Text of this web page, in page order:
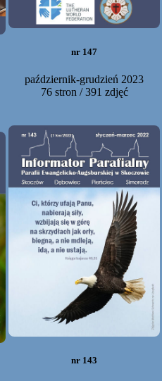
nr 147
październik-grudzień 2023
76 stron / 391 zdjęć
nr 143